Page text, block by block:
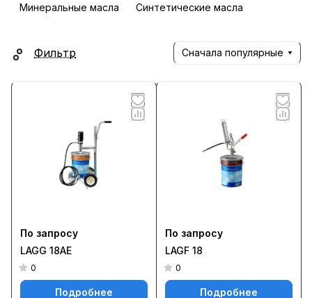
Минеральные масла
Синтетические масла
Фильтр Сначала популярные
По запросу
LAGG 18AE
0
Подробнее
По запросу
LAGF 18
0
Подробнее